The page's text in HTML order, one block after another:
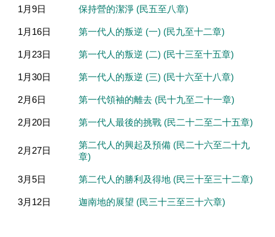
1月9日 保持營的潔淨 (民五至八章)
1月16日 第一代人的叛逆 (一) (民九至十二章)
1月23日 第一代人的叛逆 (二) (民十三至十五章)
1月30日 第一代人的叛逆 (三) (民十六至十八章)
2月6日 第一代領袖的離去 (民十九至二十一章)
2月20日 第一代人最後的挑戰 (民二十二至二十五章)
2月27日
第二代人的興起及預備 (民二十六至二十九
章)
3月5日 第二代人的勝利及得地 (民三十至三十二章)
3月12日 迦南地的展望 (民三十三至三十六章)